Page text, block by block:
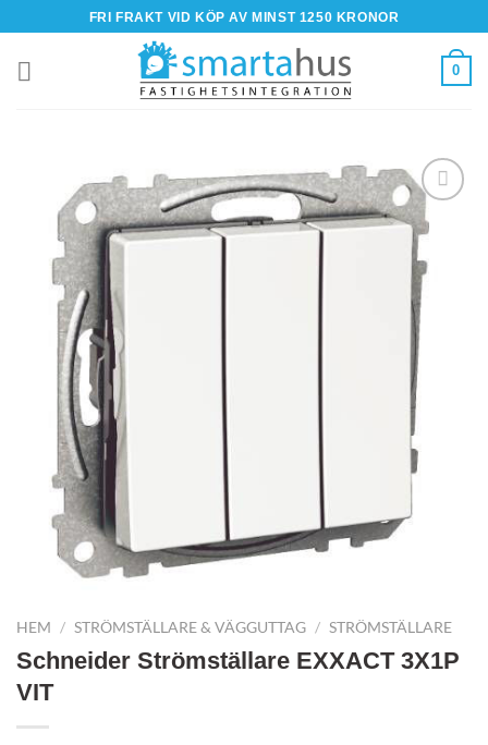
to
content
FRI FRAKT VID KÖP AV MINST 1250 KRONOR
0
HEM / STRÖMSTÄLLARE & VÄGGUTTAG / STRÖMSTÄLLARE
Schneider Strömställare EXXACT 3X1P
VIT